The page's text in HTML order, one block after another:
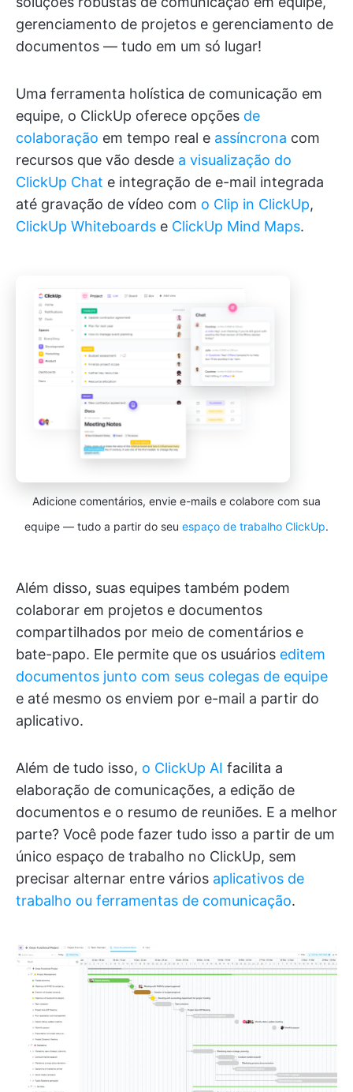
gerenciamento de projetos e gerenciamento de
documentos — tudo em um só lugar!
Uma ferramenta holística de comunicação em
equipe, o ClickUp oferece opções de
colaboração em tempo real e assíncrona com
recursos que vão desde a visualização do
ClickUp Chat e integração de e-mail integrada
até gravação de vídeo com o Clip in ClickUp,
ClickUp Whiteboards e ClickUp Mind Maps.
Adicione comentários, envie e-mails e colabore com sua
equipe — tudo a partir do seu espaço de trabalho ClickUp.
Além disso, suas equipes também podem
colaborar em projetos e documentos
compartilhados por meio de comentários e
bate-papo. Ele permite que os usuários editem
documentos junto com seus colegas de equipe
e até mesmo os enviem por e-mail a partir do
aplicativo.
Além de tudo isso, o ClickUp AI facilita a
elaboração de comunicações, a edição de
documentos e o resumo de reuniões. E a melhor
parte? Você pode fazer tudo isso a partir de um
único espaço de trabalho no ClickUp, sem
precisar alternar entre vários aplicativos de
trabalho ou ferramentas de comunicação.